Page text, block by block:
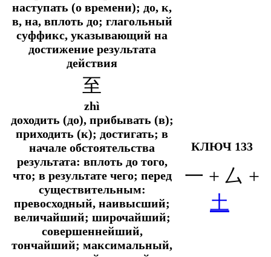
наступать (о времени); до, к,
в, на, вплоть до; глагольный
суффикс, указывающий на
достижение результата
действия
至
zhì
доходить (до), прибывать (в);
приходить (к); достигать; в
начале обстоятельства
результата: вплоть до того,
что; в результате чего; перед
существительным:
превосходный, наивысший;
величайший; широчайший;
совершеннейший,
тончайший; максимальный,
КЛЮЧ 133
一 + 厶 +
土